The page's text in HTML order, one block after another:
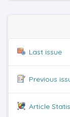
Last issue
Previous
Article